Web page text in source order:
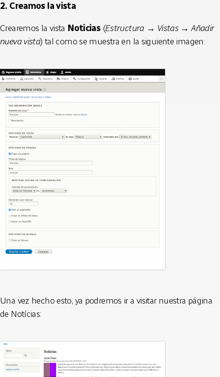
2. Creamos la vista
Crearemos la vista Noticias(Estructura → Vistas → Añadir
nueva vista) tal como se muestra en la siguiente imagen:
Una vez hecho esto, ya podremos ir a visitar nuestra página
de Notícias: